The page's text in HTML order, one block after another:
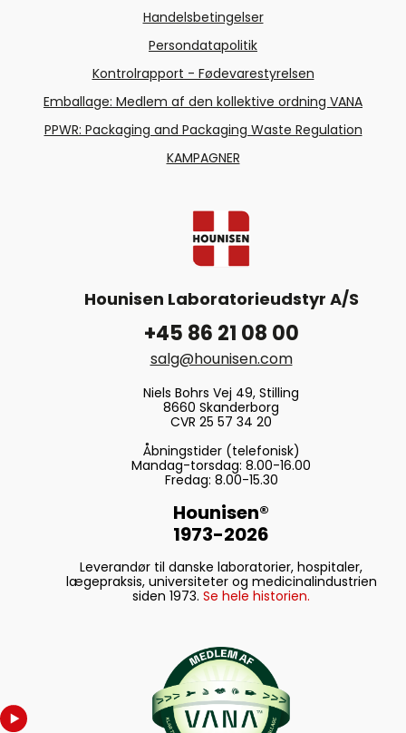
Handelsbetingelser
Persondatapolitik
Kontrolrapport - Fødevarestyrelsen
Emballage: Medlem af den kollektive ordning VANA
PPWR: Packaging and Packaging Waste Regulation
KAMPAGNER
Hounisen Laboratorieudstyr A/S
+45 86 21 08 00
salg@hounisen.com
Niels Bohrs Vej 49, Stilling
8660 Skanderborg
CVR 25 57 34 20
Åbningstider (telefonisk)
Mandag-torsdag: 8.00-16.00
Fredag: 8.00-15.30
Hounisen®
1973-2026
Leverandør til danske laboratorier, hospitaler,
lægepraksis, universiteter og medicinalindustrien
siden 1973. Se hele historien.